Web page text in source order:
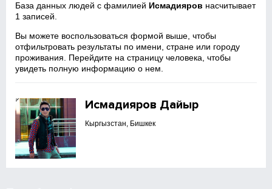
База данных людей с фамилией Исмадияров насчитывает
1 записей.
Вы можете воспользоваться формой выше, чтобы
отфильтровать результаты по имени, стране или городу
проживания. Перейдите на страницу человека, чтобы
увидеть полную информацию о нем.
Исмадияров Дайыр
Кыргызстан, Бишкек